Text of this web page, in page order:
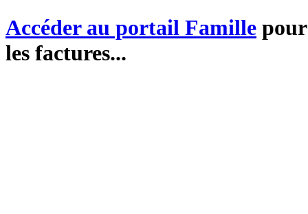
Accéder au portail Famille
les factures...